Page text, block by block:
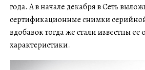
года. А в начале декабря в Сеть
сертификационные снимки
вдобавок тогда же стали известны ее
характеристики.